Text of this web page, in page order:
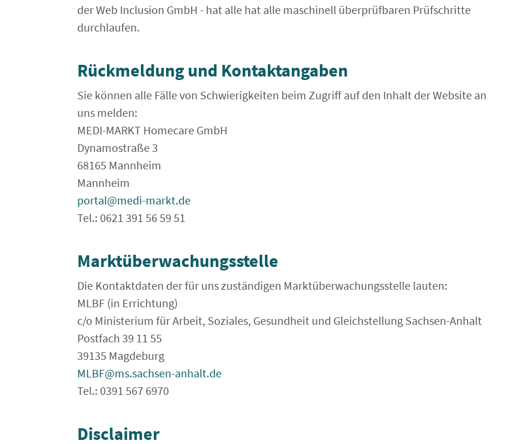
der Web Inclusion GmbH - hat alle hat alle maschinell überprüfbaren Prüfschritte
durchlaufen.
Rückmeldung und Kontaktangaben
Sie können alle Fälle von Schwierigkeiten beim Zugriff auf den Inhalt der Website an
uns melden:
MEDI-MARKT Homecare GmbH
Dynamostraße 3
68165 Mannheim
Mannheim
portal@medi-markt.de
Tel.: 0621 391 56 59 51
Marktüberwachungsstelle
Die Kontaktdaten der für uns zuständigen Marktüberwachungsstelle lauten:
MLBF (in Errichtung)
c/o Ministerium für Arbeit, Soziales, Gesundheit und Gleichstellung Sachsen-Anhalt
Postfach 39 11 55
39135 Magdeburg
MLBF@ms.sachsen-​anhalt.de
Tel.: 0391 567 6970
Disclaimer